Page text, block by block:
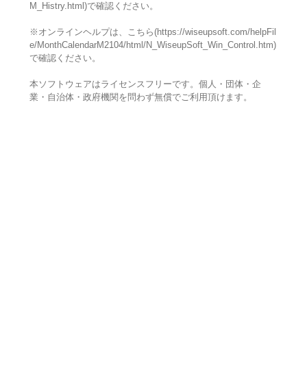
M_Histry.html)で確認ください。
※オンラインヘルプは、こちら(https://wiseupsoft.com/helpFil
e/MonthCalendarM2104/html/N_WiseupSoft_Win_Control.htm)
で確認ください。
本ソフトウェアはライセンスフリーです。個人・団体・企
業・自治体・政府機関を問わず無償でご利用頂けます。